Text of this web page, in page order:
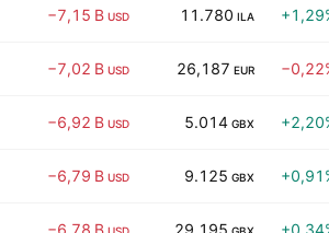
−7,15 B USD 11.780 ILA
−7,02 B USD 26,187 EUR
−6,92 B USD 5.014 GBX
−6,79 B USD 9.125 GBX
−6,78 B 29.195